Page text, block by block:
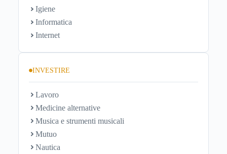
Igiene
Informatica
Internet
INVESTIRE
Lavoro
Medicine alternative
Musica e strumenti musicali
Mutuo
Nautica